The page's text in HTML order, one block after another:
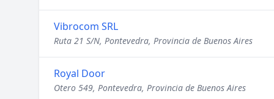
Vibrocom SRL
Ruta 21 S/N, Pontevedra, Provincia de Buenos Aires
Royal Door
Otero 549, Pontevedra, Provincia de Buenos Aires